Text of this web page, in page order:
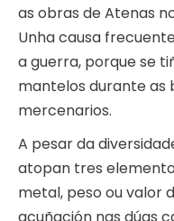
as obras de Atenas
Unha causa
a guerra, porque se
mantelos durante as
mercenarios.
A pesar da
atopan tres
metal, peso ou valor
acuñación nas dúas